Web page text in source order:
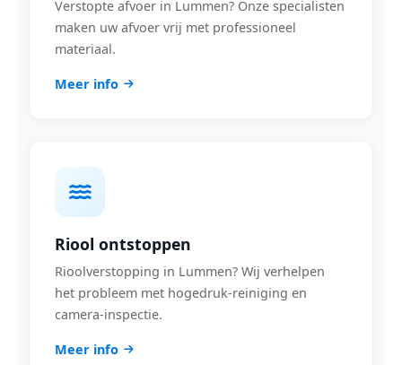
Verstopte afvoer in Lummen? Onze specialisten
maken uw afvoer vrij met professioneel
materiaal.
Meer info
Riool ontstoppen
Rioolverstopping in Lummen? Wij verhelpen
het probleem met hogedruk-reiniging en
camera-inspectie.
Meer info